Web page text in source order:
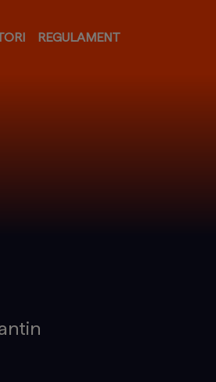
REGULAMENT